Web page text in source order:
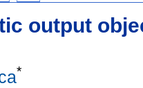
output
*